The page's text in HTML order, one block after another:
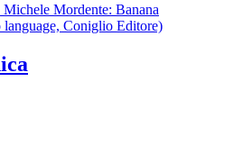
Mordente: Banana
language, Coniglio Editore)